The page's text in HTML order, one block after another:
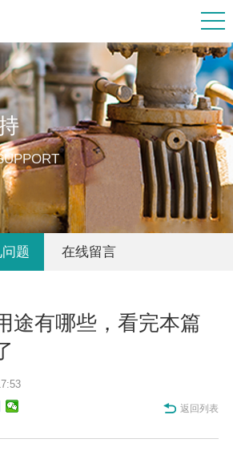
题 在线留言
途有哪些，看完本篇
返回列表